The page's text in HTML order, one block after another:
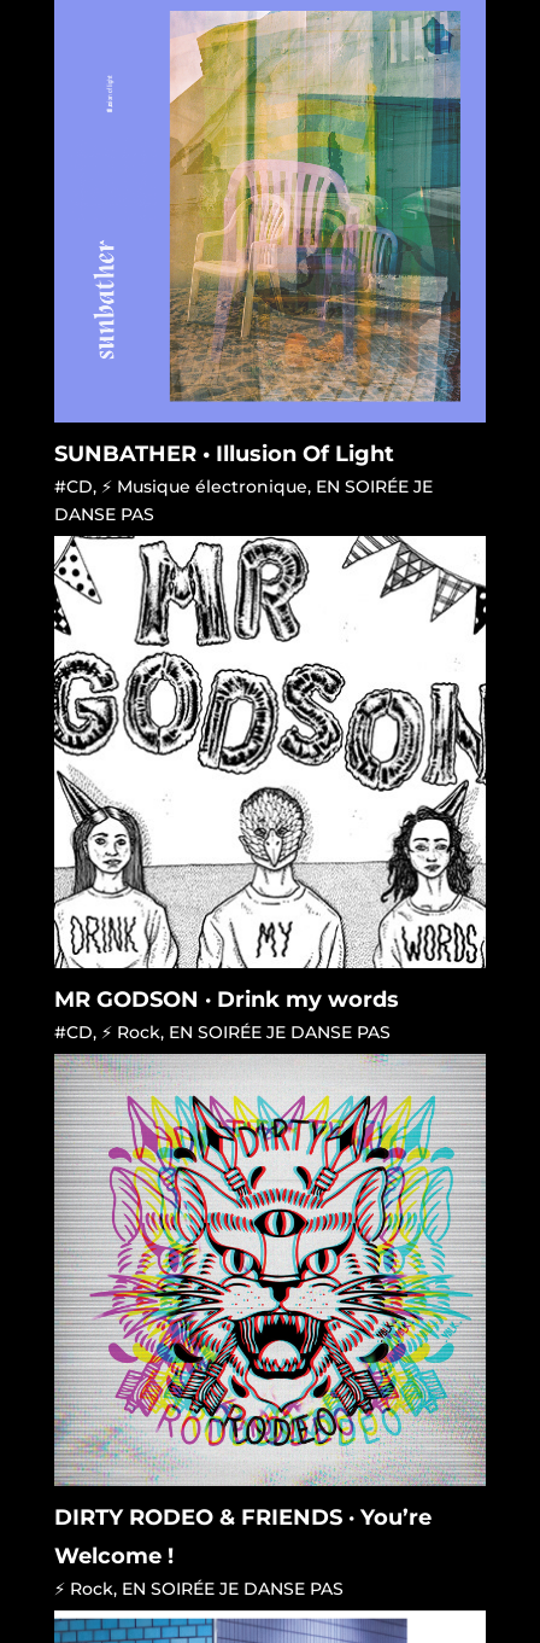
SUNBATHER • Illusion Of Light
#CD, ⚡ Musique électronique, EN SOIRÉE JE
DANSE PAS
MR GODSON · Drink my words
#CD, ⚡ Rock, EN SOIRÉE JE DANSE PAS
DIRTY RODEO & FRIENDS · You’re
Welcome !
⚡ Rock, EN SOIRÉE JE DANSE PAS